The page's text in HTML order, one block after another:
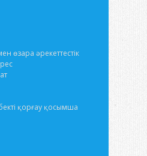
өзара әрекеттестік
қорғау қосымша